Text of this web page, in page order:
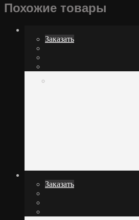
Похожие товары
Заказать
Заказать